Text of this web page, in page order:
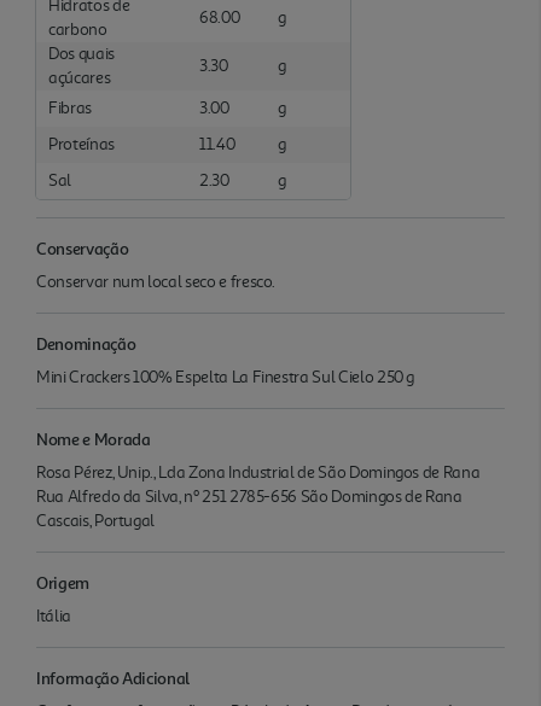
Hidratos de
carbono
68.00
g
Dos quais
açúcares
3.30 g
Fibras 3.00
g
Proteínas
11.40
g
Sal
2.30 g
Conservação
Conservar num local seco e fresco.
Denominação
Mini Crackers 100% Espelta La Finestra Sul Cielo 250 g
Nome e Morada
Rosa Pérez, Unip., Lda Zona Industrial de São Domingos de Rana
Rua Alfredo da Silva, nº 251 2785-656 São Domingos de Rana
Cascais, Portugal
Origem
Itália
Informação Adicional